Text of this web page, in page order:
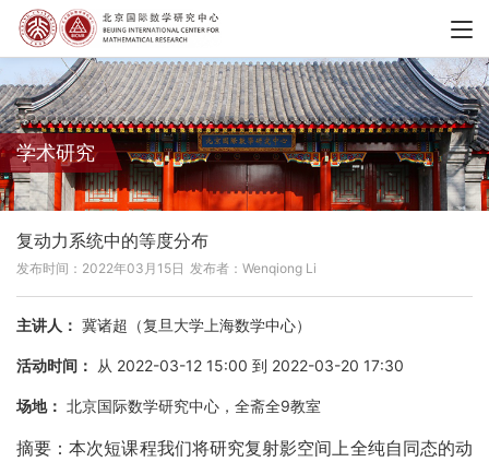
学术研究
复动力系统中的等度分布
发布时间：2022年03月15日 发布者：Wenqiong Li
主讲人： 冀诸超（复旦大学上海数学中心）
活动时间： 从 2022-03-12 15:00 到 2022-03-20 17:30
场地： 北京国际数学研究中心，全斋全9教室
摘要：本次短课程我们将研究复射影空间上全纯自同态的动